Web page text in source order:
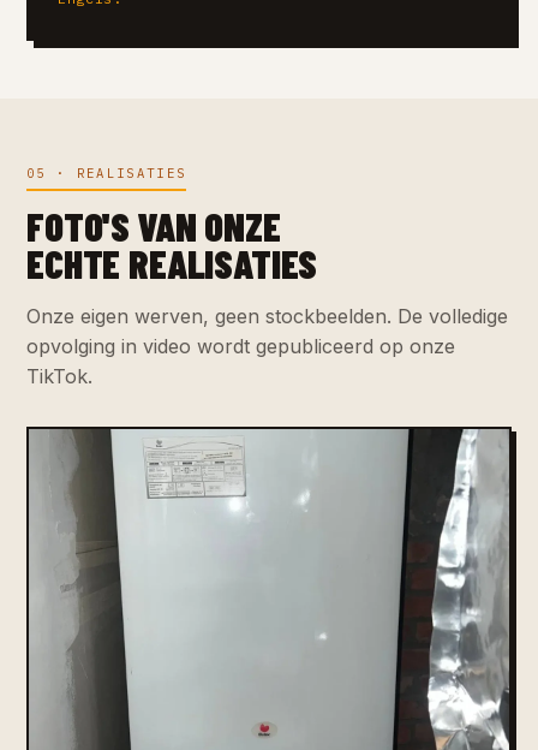
05 · REALISATIES
FOTO'S VAN ONZE
ECHTE REALISATIES
Onze eigen werven, geen stockbeelden. De volledige
opvolging in video wordt gepubliceerd op onze
TikTok.